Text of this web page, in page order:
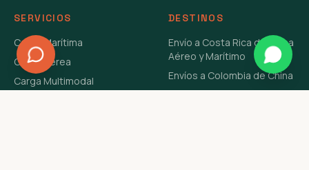
SERVICIOS
Carga Marítima
Carga Aérea
Carga Multimodal
DESTINOS
Envío a Costa Rica de China
Aéreo y Marítimo
Envíos a Colombia de China